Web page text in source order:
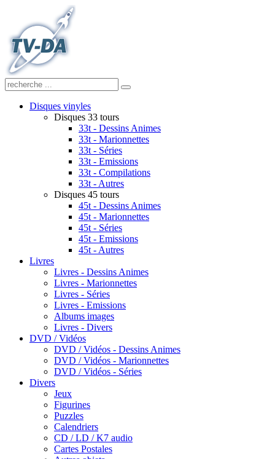
Disques vinyles
Disques 33 tours
33t - Dessins Animes
33t - Marionnettes
33t - Séries
33t - Emissions
33t - Compilations
33t - Autres
Disques 45 tours
45t - Dessins Animes
45t - Marionnettes
45t - Séries
45t - Emissions
45t - Autres
Livres
Livres - Dessins Animes
Livres - Marionnettes
Livres - Séries
Livres - Emissions
Albums images
Livres - Divers
DVD / Vidéos
DVD / Vidéos - Dessins Animes
DVD / Vidéos - Marionnettes
DVD / Vidéos - Séries
Divers
Jeux
Figurines
Puzzles
Calendriers
CD / LD / K7 audio
Cartes Postales